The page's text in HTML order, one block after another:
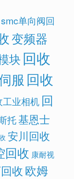
smc单向阀回
变频器
块 回收
服 回收
工业相机 回
托基恩士
安川回收
回收 康耐视
收欧姆